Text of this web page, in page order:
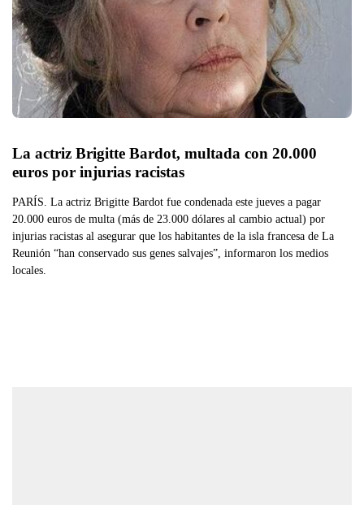
La actriz Brigitte Bardot, multada con 20.000
euros por injurias racistas
PARÍS. La actriz Brigitte Bardot fue condenada este jueves a pagar
20.000 euros de multa (más de 23.000 dólares al cambio actual) por
injurias racistas al asegurar que los habitantes de la isla francesa de La
Reunión “han conservado sus genes salvajes”, informaron los medios
locales.